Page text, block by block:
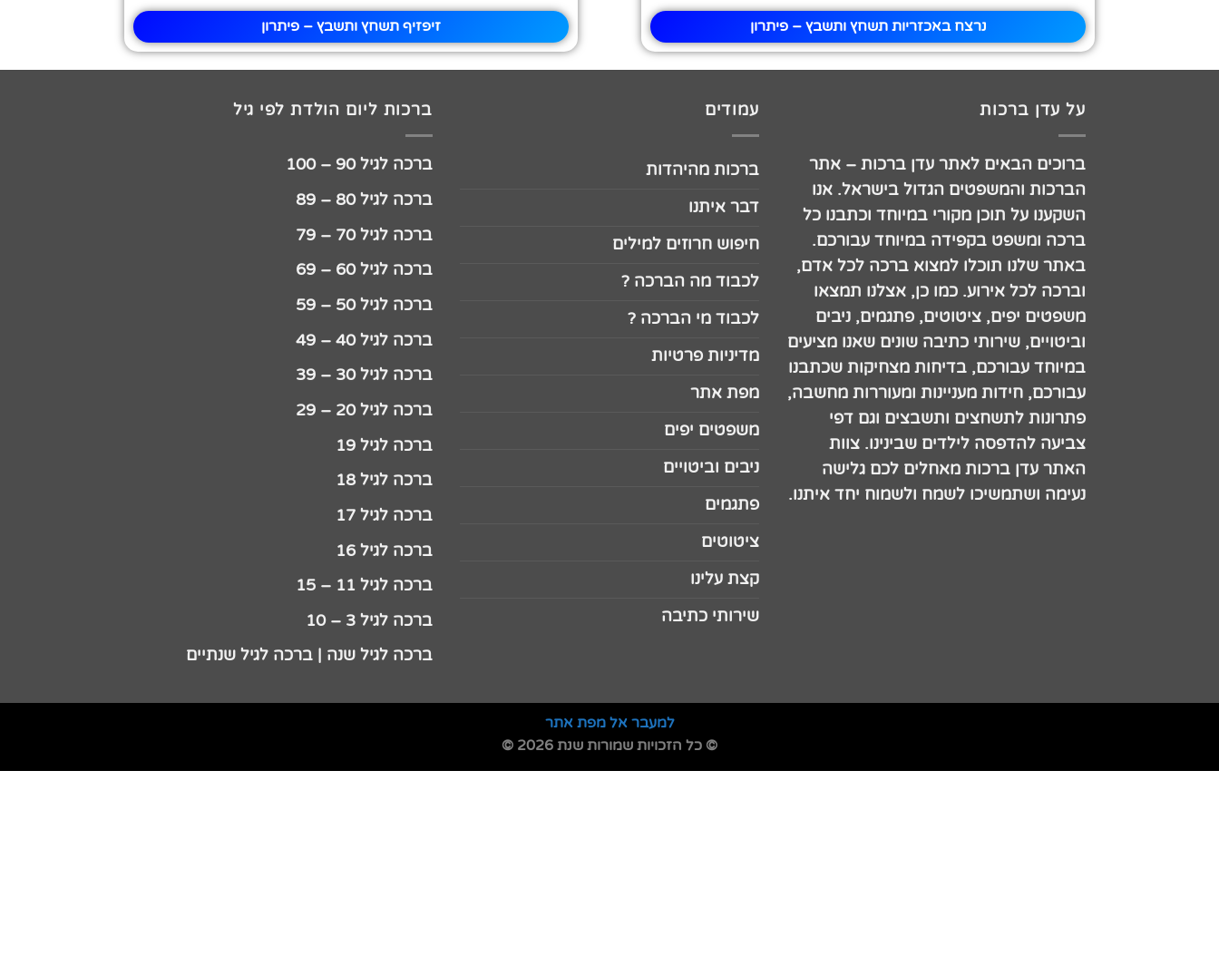
נרצח באכזריות תשחץ ותשבץ – פיתרון זיפזיף תשחץ ותשבץ – פיתרון
על עדן ברכות
ברוכים הבאים לאתר עדן ברכות – אתר
הברכות והמשפטים הגדול בישראל. אנו
השקענו על תוכן מקורי במיוחד וכתבנו כל
ברכה ומשפט בקפידה במיוחד עבורכם.
באתר שלנו תוכלו למצוא ברכה לכל אדם,
וברכה לכל אירוע. כמו כן, אצלנו תמצאו
משפטים יפים, ציטוטים, פתגמים, ניבים
וביטויים, שירותי כתיבה שונים שאנו מציעים
במיוחד עבורכם, בדיחות מצחיקות שכתבנו
עבורכם, חידות מעניינות ומעוררות מחשבה,
פתרונות לתשחצים ותשבצים וגם דפי
צביעה להדפסה לילדים שבינינו. צוות
האתר עדן ברכות מאחלים לכם גלישה
נעימה ושתמשיכו לשמח ולשמוח יחד איתנו.
עמודים
ברכות מהיהדות
דבר איתנו
חיפוש חרוזים למילים
לכבוד מה הברכה ?
לכבוד מי הברכה ?
מדיניות פרטיות
מפת אתר
משפטים יפים
ניבים וביטויים
פתגמים
ציטוטים
קצת עלינו
שירותי כתיבה
ברכות ליום הולדת לפי גיל
ברכה לגיל 90 – 100
ברכה לגיל 80 – 89
ברכה לגיל 70 – 79
ברכה לגיל 60 – 69
ברכה לגיל 50 – 59
ברכה לגיל 40 – 49
ברכה לגיל 30 – 39
ברכה לגיל 20 – 29
ברכה לגיל 19
ברכה לגיל 18
ברכה לגיל 17
ברכה לגיל 16
ברכה לגיל 11 – 15
ברכה לגיל 3 – 10
ברכה לגיל שנה | ברכה לגיל שנתיים
למעבר אל מפת אתר
© כל הזכויות שמורות שנת 2026 ©